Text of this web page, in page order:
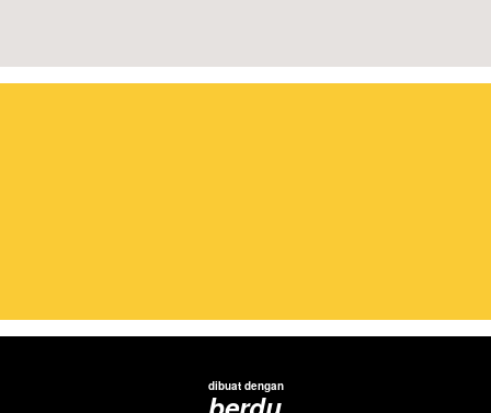
dibuat dengan